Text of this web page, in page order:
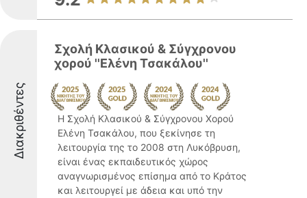
Διακριθέντες
Σχολή Κλασικού & Σύγχρονου
χορού ''Ελένη Τσακάλου''
Η Σχολή Κλασικού & Σύγχρονου Χορού
Ελένη Τσακάλου, που ξεκίνησε τη
λειτουργία της το 2008 στη Λυκόβρυση,
είναι ένας εκπαιδευτικός χώρος
αναγνωρισμένος επίσημα από το Κράτος
και λειτουργεί με άδεια και υπό την